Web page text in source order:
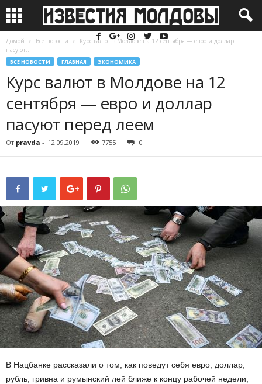
Домой Все новости
Курс валют в Молдове на 12 сентября — евро и доллар
пасуют...
ВСЕ НОВОСТИ ГЛАВНАЯ ЭКОНОМИКА
Курс валют в Молдове на 12
сентября — евро и доллар
пасуют перед леем
От pravda - 12.09.2019 7755 0
В Нацбанке рассказали о том, как поведут себя евро, доллар,
рубль, гривна и румынский лей ближе к концу рабочей недели,